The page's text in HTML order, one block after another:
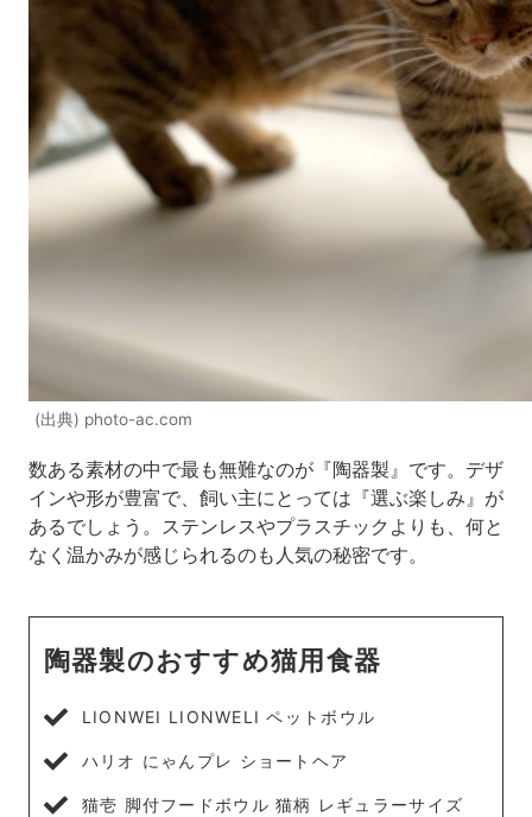
(出典) photo-ac.com
数ある素材の中で最も無難なのが『陶器製』です。デザ
インや形が豊富で、飼い主にとっては『選ぶ楽しみ』が
あるでしょう。ステンレスやプラスチックよりも、何と
なく温かみが感じられるのも人気の秘密です。
陶器製のおすすめ猫用食器
LIONWEI LIONWELI ペットボウル
ハリオ にゃんプレ ショートヘア
猫壱 脚付フードボウル 猫柄 レギュラーサイズ